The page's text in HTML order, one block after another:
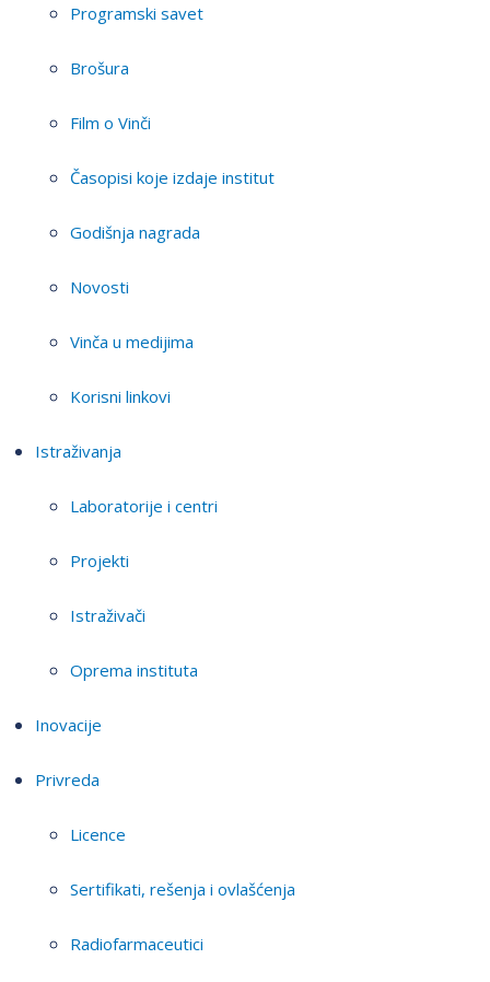
Programski savet
Brošura
Film o Vinči
Časopisi koje izdaje institut
Godišnja nagrada
Novosti
Vinča u medijima
Korisni linkovi
Istraživanja
Laboratorije i centri
Projekti
Istraživači
Oprema instituta
Inovacije
Privreda
Licence
Sertifikati, rešenja i ovlašćenja
Radiofarmaceutici